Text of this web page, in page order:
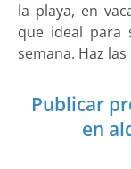
la playa, en
que ideal para
semana. Haz
Publicar
en